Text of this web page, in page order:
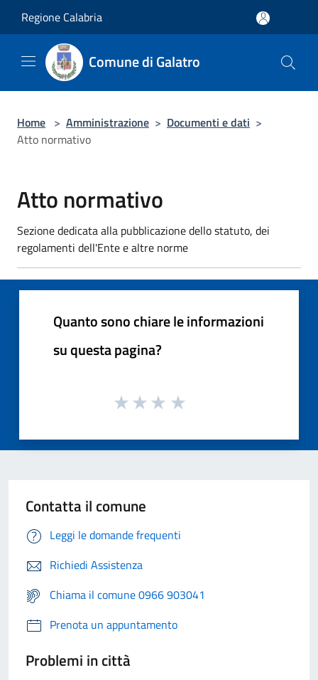
Regione Calabria
Comune di Galatro
Home > Amministrazione > Documenti e dati >
Atto normativo
Atto normativo
Sezione dedicata alla pubblicazione dello statuto, dei
regolamenti dell'Ente e altre norme
Quanto sono chiare le informazioni
su questa pagina?
Contatta il comune
Leggi le domande frequenti
Richiedi Assistenza
Chiama il comune 0966 903041
Prenota un appuntamento
Problemi in città